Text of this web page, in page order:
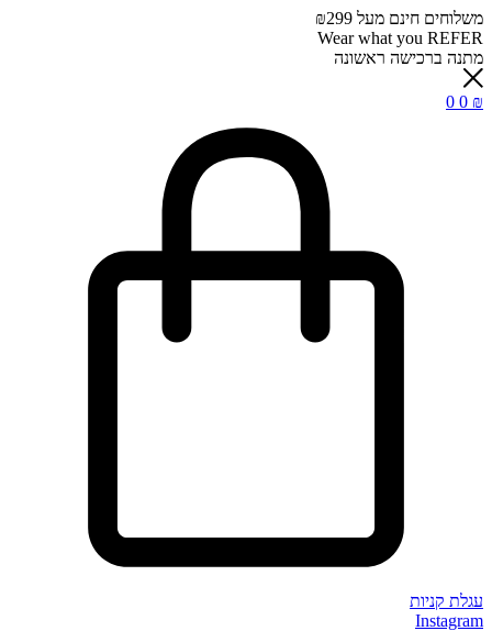
משלוחים חינם מעל ₪299
Wear what you REFER
מתנה ברכישה ראשונה
0 ₪
0
עגלת קניות
Instagram